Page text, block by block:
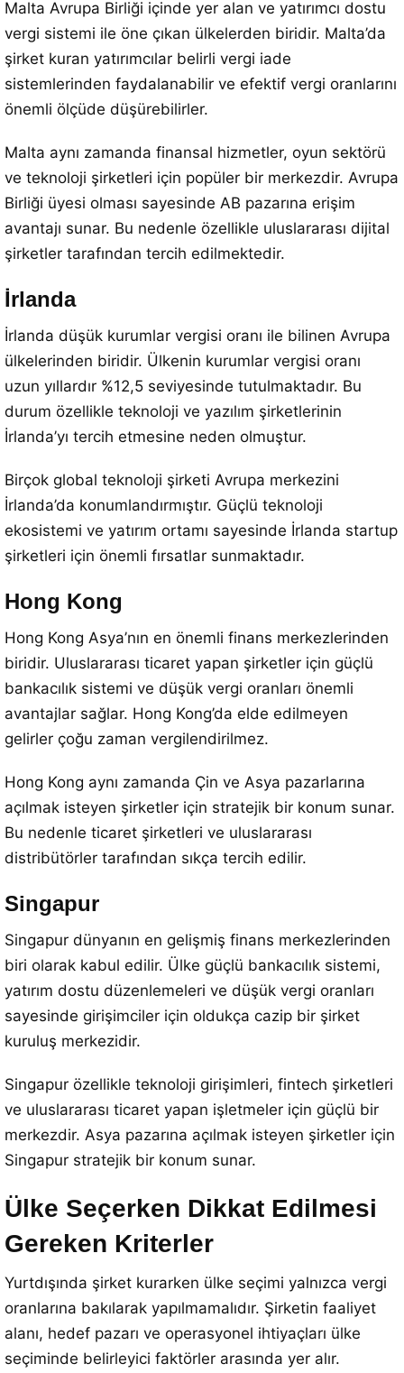
Malta Avrupa Birliği içinde yer alan ve yatırımcı dostu
vergi sistemi ile öne çıkan ülkelerden biridir. Malta’da
şirket kuran yatırımcılar belirli vergi iade
sistemlerinden faydalanabilir ve efektif vergi oranlarını
önemli ölçüde düşürebilirler.
Malta aynı zamanda finansal hizmetler, oyun sektörü
ve teknoloji şirketleri için popüler bir merkezdir. Avrupa
Birliği üyesi olması sayesinde AB pazarına erişim
avantajı sunar. Bu nedenle özellikle uluslararası dijital
şirketler tarafından tercih edilmektedir.
İrlanda
İrlanda düşük kurumlar vergisi oranı ile bilinen Avrupa
ülkelerinden biridir. Ülkenin kurumlar vergisi oranı
uzun yıllardır %12,5 seviyesinde tutulmaktadır. Bu
durum özellikle teknoloji ve yazılım şirketlerinin
İrlanda’yı tercih etmesine neden olmuştur.
Birçok global teknoloji şirketi Avrupa merkezini
İrlanda’da konumlandırmıştır. Güçlü teknoloji
ekosistemi ve yatırım ortamı sayesinde İrlanda startup
şirketleri için önemli fırsatlar sunmaktadır.
Hong Kong
Hong Kong Asya’nın en önemli finans merkezlerinden
biridir. Uluslararası ticaret yapan şirketler için güçlü
bankacılık sistemi ve düşük vergi oranları önemli
avantajlar sağlar. Hong Kong’da elde edilmeyen
gelirler çoğu zaman vergilendirilmez.
Hong Kong aynı zamanda Çin ve Asya pazarlarına
açılmak isteyen şirketler için stratejik bir konum sunar.
Bu nedenle ticaret şirketleri ve uluslararası
distribütörler tarafından sıkça tercih edilir.
Singapur
Singapur dünyanın en gelişmiş finans merkezlerinden
biri olarak kabul edilir. Ülke güçlü bankacılık sistemi,
yatırım dostu düzenlemeleri ve düşük vergi oranları
sayesinde girişimciler için oldukça cazip bir şirket
kuruluş merkezidir.
Singapur özellikle teknoloji girişimleri, fintech şirketleri
ve uluslararası ticaret yapan işletmeler için güçlü bir
merkezdir. Asya pazarına açılmak isteyen şirketler için
Singapur stratejik bir konum sunar.
Ülke Seçerken Dikkat Edilmesi
Gereken Kriterler
Yurtdışında şirket kurarken ülke seçimi yalnızca vergi
oranlarına bakılarak yapılmamalıdır. Şirketin faaliyet
alanı, hedef pazarı ve operasyonel ihtiyaçları ülke
seçiminde belirleyici faktörler arasında yer alır.